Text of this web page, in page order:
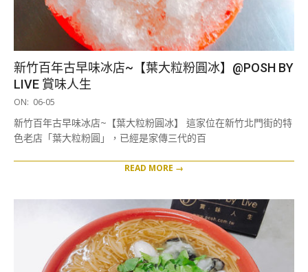
新竹百年古早味冰店~【葉大粒粉圓冰】@POSH BY
LIVE 賞味人生
2019-
05
ON: 06-05
新竹百年古早味冰店~【葉大粒粉圓冰】 這家位在新竹北門街的特
色老店「葉大粒粉圓」，已經是家傳三代的百
READ MORE →